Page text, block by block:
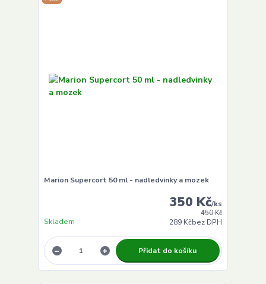
Marion Supercort 50 ml - nadledvinky a mozek
450 Kč
350 Kč/ks
289 Kčbez DPH
Skladem
Přidat do košíku